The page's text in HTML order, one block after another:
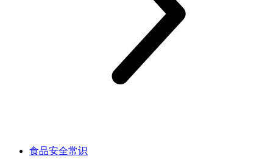
食品安全常识